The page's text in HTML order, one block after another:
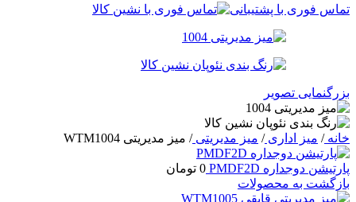
تماس فوری با پشتیبانی
بزرگنمایی تصویر
خانه/ میز اداری/ میز مدیریتی/ میز مدیریتی WTM1004
پارتیشن دوجداره PMDF2D 0 تومان
بازگشت به محصولات